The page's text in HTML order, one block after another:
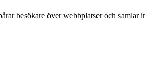
besökare över webbplatser och